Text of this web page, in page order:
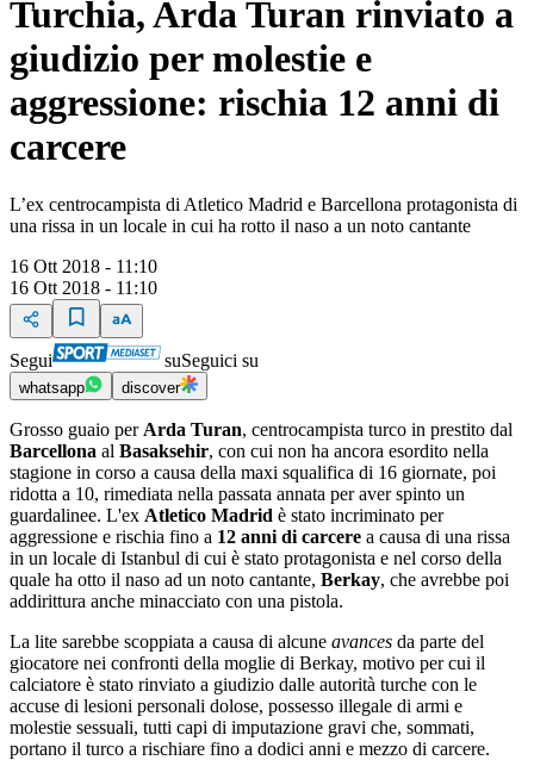
Turchia, Arda Turan rinviato a
giudizio per molestie e
aggressione: rischia 12 anni di
carcere
L’ex centrocampista di Atletico Madrid e Barcellona protagonista di
una rissa in un locale in cui ha rotto il naso a un noto cantante
16 Ott 2018 - 11:10
16 Ott 2018 - 11:10
Segui suSeguici su
whatsapp discover
Grosso guaio per Arda Turan, centrocampista turco in prestito dal
Barcellona al Basaksehir, con cui non ha ancora esordito nella
stagione in corso a causa della maxi squalifica di 16 giornate, poi
ridotta a 10, rimediata nella passata annata per aver spinto un
guardalinee. L'ex Atletico Madrid è stato incriminato per
aggressione e rischia fino a 12 anni di carcere a causa di una rissa
in un locale di Istanbul di cui è stato protagonista e nel corso della
quale ha otto il naso ad un noto cantante, Berkay, che avrebbe poi
addirittura anche minacciato con una pistola.
La lite sarebbe scoppiata a causa di alcune avances da parte del
giocatore nei confronti della moglie di Berkay, motivo per cui il
calciatore è stato rinviato a giudizio dalle autorità turche con le
accuse di lesioni personali dolose, possesso illegale di armi e
molestie sessuali, tutti capi di imputazione gravi che, sommati,
portano il turco a rischiare fino a dodici anni e mezzo di carcere.